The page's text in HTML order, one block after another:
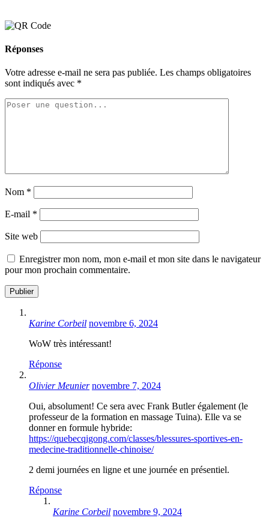
Réponses
Votre adresse e-mail ne sera pas publiée. Les champs obligatoires
sont indiqués avec *
Nom *
E-mail *
Site web
Enregistrer mon nom, mon e-mail et mon site dans le navigateur
pour mon prochain commentaire.
Karine Corbeil novembre 6, 2024
WoW très intéressant!
Réponse
Olivier Meunier novembre 7, 2024
Oui, absolument! Ce sera avec Frank Butler également (le
professeur de la formation en massage Tuina). Elle va se
donner en formule hybride:
https://quebecqigong.com/classes/blessures-sportives-en-
medecine-traditionnelle-chinoise/
2 demi journées en ligne et une journée en présentiel.
Réponse
Karine Corbeil novembre 9, 2024